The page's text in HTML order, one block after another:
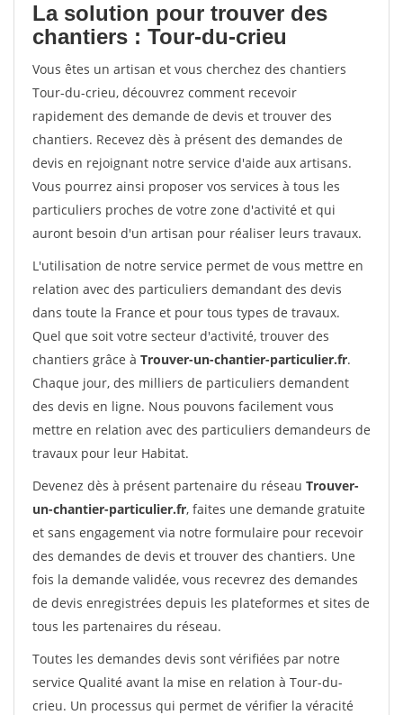
La solution pour trouver des
chantiers : Tour-du-crieu
Vous êtes un artisan et vous cherchez des chantiers
Tour-du-crieu, découvrez comment recevoir
rapidement des demande de devis et trouver des
chantiers. Recevez dès à présent des demandes de
devis en rejoignant notre service d'aide aux artisans.
Vous pourrez ainsi proposer vos services à tous les
particuliers proches de votre zone d'activité et qui
auront besoin d'un artisan pour réaliser leurs travaux.
L'utilisation de notre service permet de vous mettre en
relation avec des particuliers demandant des devis
dans toute la France et pour tous types de travaux.
Quel que soit votre secteur d'activité, trouver des
chantiers grâce à Trouver-un-chantier-particulier.fr.
Chaque jour, des milliers de particuliers demandent
des devis en ligne. Nous pouvons facilement vous
mettre en relation avec des particuliers demandeurs de
travaux pour leur Habitat.
Devenez dès à présent partenaire du réseau Trouver-
un-chantier-particulier.fr, faites une demande gratuite
et sans engagement via notre formulaire pour recevoir
des demandes de devis et trouver des chantiers. Une
fois la demande validée, vous recevrez des demandes
de devis enregistrées depuis les plateformes et sites de
tous les partenaires du réseau.
Toutes les demandes devis sont vérifiées par notre
service Qualité avant la mise en relation à Tour-du-
crieu. Un processus qui permet de vérifier la véracité